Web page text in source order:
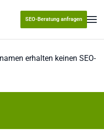
SEO-Beratung anfragen
erhalten keinen SEO-